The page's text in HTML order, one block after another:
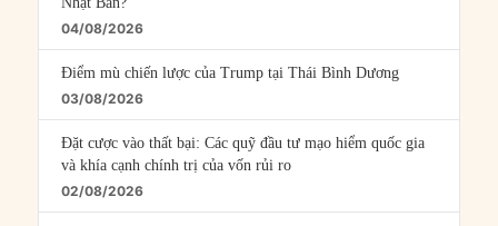
04/08/2026
Điểm mù chiến lược của Trump tại Thái Bình Dương
03/08/2026
Đặt cược vào thất bại: Các quỹ đầu tư mạo hiểm quốc gia
và khía cạnh chính trị của vốn rủi ro
02/08/2026